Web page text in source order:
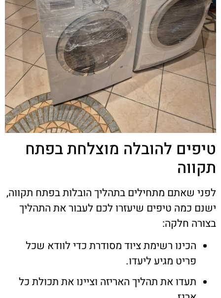
טיפים להובלה מוצלחת בפתח
תקווה
לפני שאתם מתחילים בתהליך הובלות בפתח תקווה,
ישנם כמה טיפים שיעזרו לכם לעבור את התהליך
בצורה חלקה:
הכינו רשימת ציוד מסודרת כדי לוודא שכל
פריט מגיע ליעדו.
תעדו את תהליך האריזה וציינו את תכולת כל